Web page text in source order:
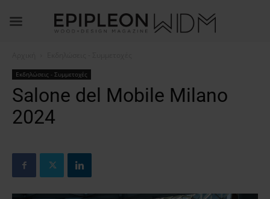
Εκδηλώσεις - Συμμετοχές
Salone del Mobile Milano
2024